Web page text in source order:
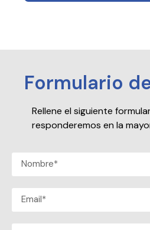
Formulario
Rellene el siguiente
responderemos en la